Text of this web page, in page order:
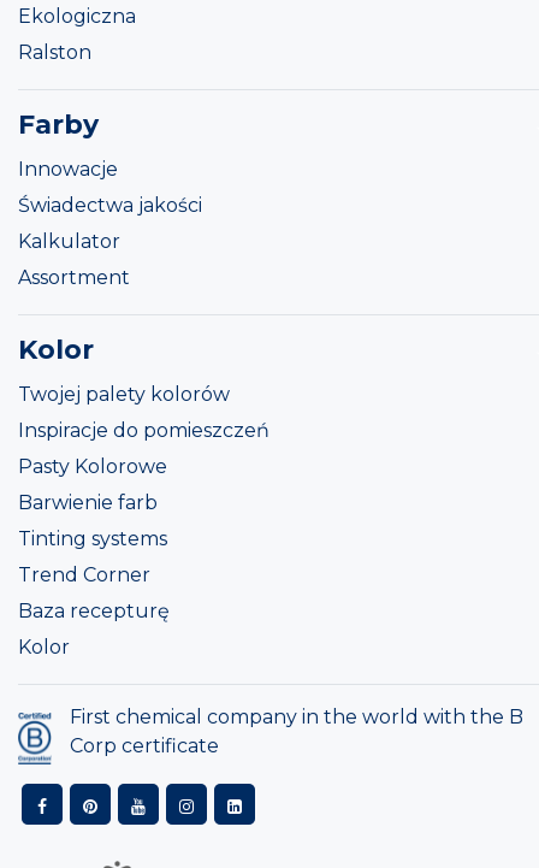
Ekologiczna
Ralston
Farby
Innowacje
Świadectwa jakości
Kalkulator
Assortment
Kolor
Twojej palety kolorów
Inspiracje do pomieszczeń
Pasty Kolorowe
Barwienie farb
Tinting systems
Trend Corner
Baza recepturę
Kolor
First chemical company in the world with the B
Corp certificate